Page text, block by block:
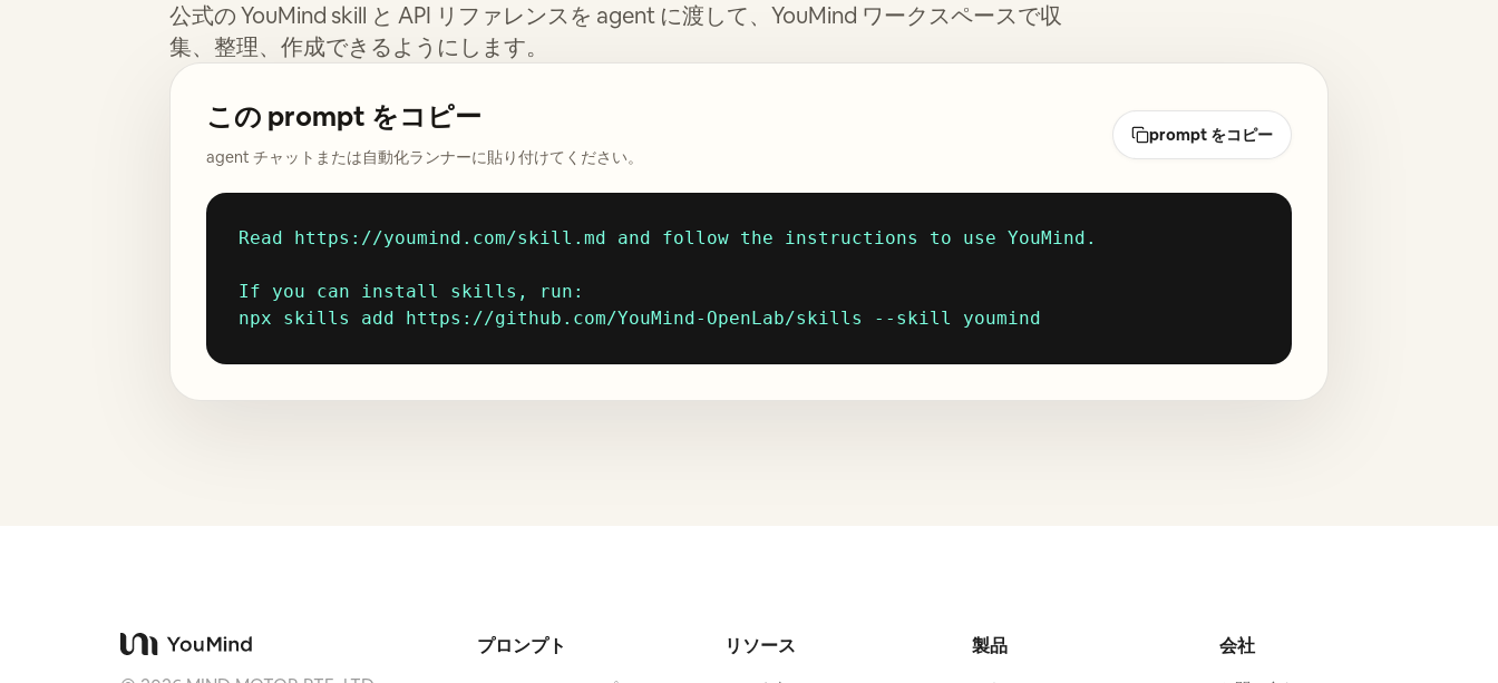
公式の YouMind skill と API リファレンスを agent に渡して、YouMind ワークスペースで収
集、整理、作成できるようにします。
この prompt をコピー
agent チャットまたは自動化ランナーに貼り付けてください。
prompt をコピー
Read https://youmind.com/skill.md and follow the instructions to use YouMind.
If you can install skills, run:
npx skills add https://github.com/YouMind-OpenLab/skills --skill youmind
プロンプト リソース 製品 会社